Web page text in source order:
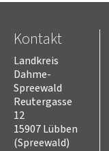
Kontakt
Landkreis
Dahme-
Spreewald
Reutergasse
12
15907 Lübben
(Spreewald)